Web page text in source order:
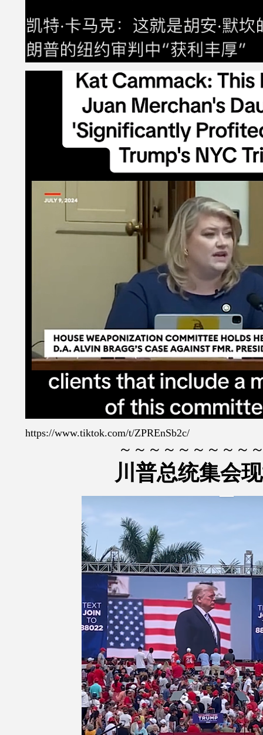
https://www.tiktok.com/t/ZPREnSb2c/
～～～～～～～～～
川普总统集会